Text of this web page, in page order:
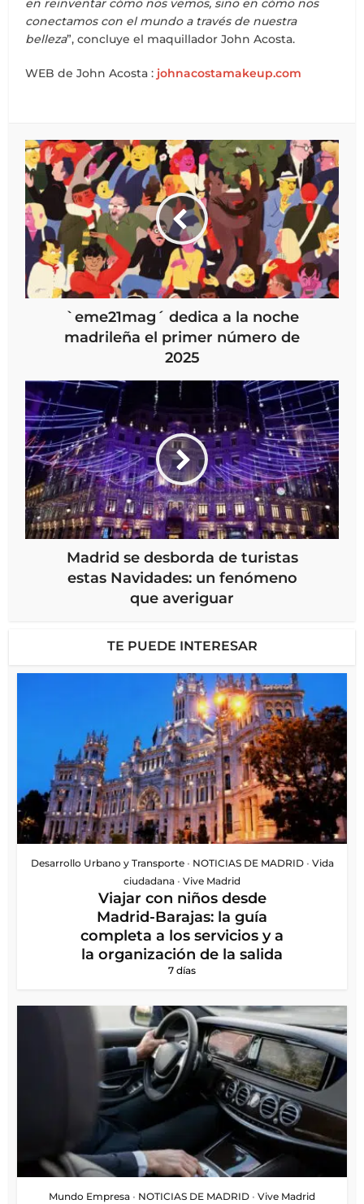
conectamos con el mundo a través de nuestra
belleza”, concluye el maquillador John Acosta.
WEB de John Acosta : johnacostamakeup.com
`eme21mag´ dedica a la noche
madrileña el primer número de
2025
Madrid se desborda de turistas
estas Navidades: un fenómeno
que averiguar
TE PUEDE INTERESAR
Desarrollo Urbano y Transporte • NOTICIAS DE MADRID • Vida
ciudadana • Vive Madrid
Viajar con niños desde
Madrid-Barajas: la guía
completa a los servicios y a
la organización de la salida
7 días
Mundo Empresa • NOTICIAS DE MADRID • Vive Madrid